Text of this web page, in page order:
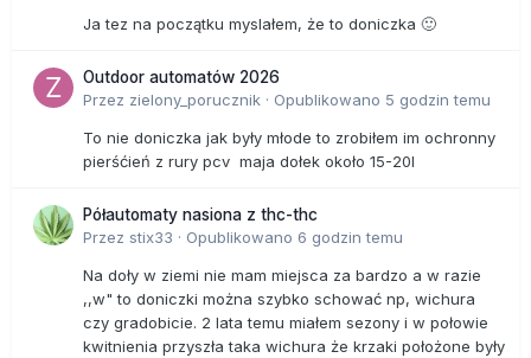
Ja tez na początku myslałem, że to doniczka 🙂
Outdoor automatów 2026
Przez zielony_porucznik · Opublikowano 5 godzin temu
To nie doniczka jak były młode to zrobiłem im ochronny
pierśćień z rury pcv maja dołek około 15-20l
Półautomaty nasiona z thc-thc
Przez stix33 · Opublikowano 6 godzin temu
Na doły w ziemi nie mam miejsca za bardzo a w razie
,,w" to doniczki można szybko schować np, wichura
czy gradobicie. 2 lata temu miałem sezony i w połowie
kwitnienia przyszła taka wichura że krzaki położone były